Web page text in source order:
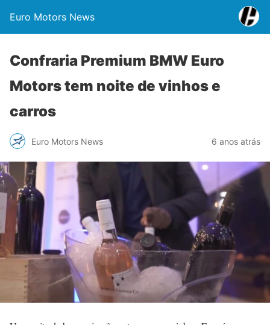
Euro Motors News
Confraria Premium BMW Euro
Motors tem noite de vinhos e
carros
Euro Motors News 6 anos atrás